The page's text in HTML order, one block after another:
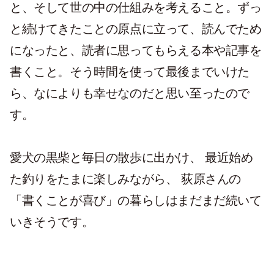
と、そして世の中の仕組みを考えること。ずっ
と続けてきたことの原点に立って、読んでため
になったと、読者に思ってもらえる本や記事を
書くこと。そう時間を使って最後までいけた
ら、なによりも幸せなのだと思い至ったので
す。
愛犬の黒柴と毎日の散歩に出かけ、 最近始め
た釣りをたまに楽しみながら、 荻原さんの
「書くことが喜び」の暮らしはまだまだ続いて
いきそうです。